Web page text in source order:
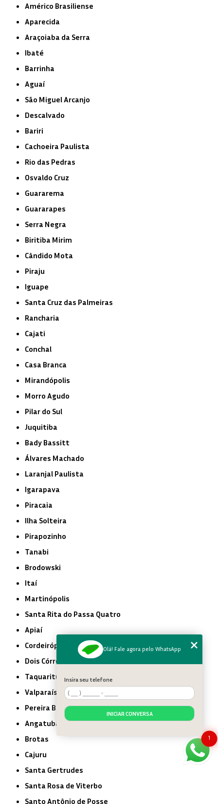
Américo Brasiliense
Aparecida
Araçoiaba da Serra
Ibaté
Barrinha
Aguaí
São Miguel Arcanjo
Descalvado
Bariri
Cachoeira Paulista
Rio das Pedras
Osvaldo Cruz
Guararema
Guararapes
Serra Negra
Biritiba Mirim
Cândido Mota
Piraju
Iguape
Santa Cruz das Palmeiras
Rancharia
Cajati
Conchal
Casa Branca
Mirandópolis
Morro Agudo
Pilar do Sul
Juquitiba
Bady Bassitt
Álvares Machado
Laranjal Paulista
Igarapava
Piracaia
Ilha Solteira
Pirapozinho
Tanabi
Brodowski
Itaí
Martinópolis
Santa Rita do Passa Quatro
Apiaí
Cordeirópolis
Dois Córregos
Taquarituba
Valparaíso
Pereira Barreto
Angatuba
Brotas
Cajuru
Santa Gertrudes
Santa Rosa de Viterbo
Santo Antônio de Posse
1
Olá! Fale agora pelo WhatsApp
Insira seu telefone
INICIAR CONVERSA